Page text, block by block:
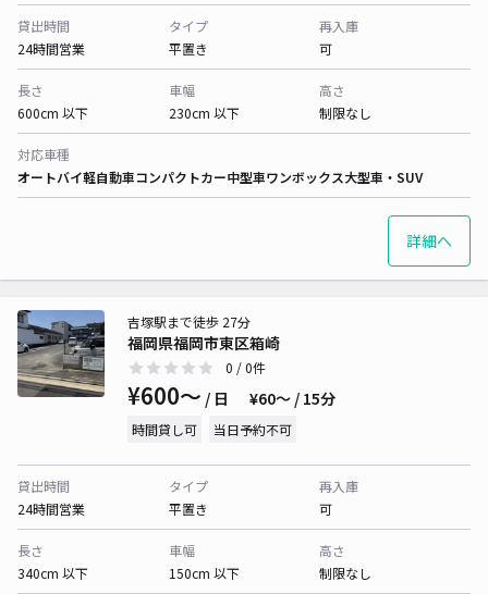
貸出時間
24時間営業
タイプ
平置き
再入庫
可
長さ
600cm 以下
車幅
230cm 以下
高さ
制限なし
対応車種
オートバイ軽自動車コンパクトカー中型車ワンボックス大型車・SUV
詳細へ
福岡県福岡市東区箱崎
吉塚駅まで徒歩 27分
0 / 0件
¥600〜 / 日 ¥60〜 / 15分
時間貸し可 当日予約不可
貸出時間
24時間営業
タイプ
平置き
再入庫
可
長さ
340cm 以下
車幅
150cm 以下
高さ
制限なし